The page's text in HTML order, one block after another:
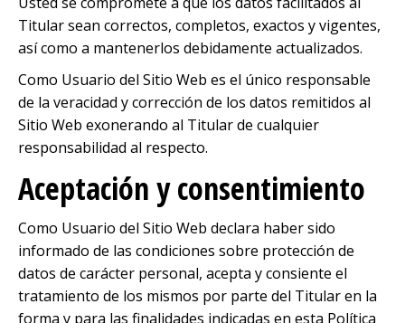
Titular sean correctos, completos, exactos y vigentes,
así como a mantenerlos debidamente actualizados.
Como Usuario del Sitio Web es el único responsable
de la veracidad y corrección de los datos remitidos al
Sitio Web exonerando al Titular de cualquier
responsabilidad al respecto.
Aceptación y consentimiento
Como Usuario del Sitio Web declara haber sido
informado de las condiciones sobre protección de
datos de carácter personal, acepta y consiente el
tratamiento de los mismos por parte del Titular en la
forma y para las finalidades indicadas en esta Política